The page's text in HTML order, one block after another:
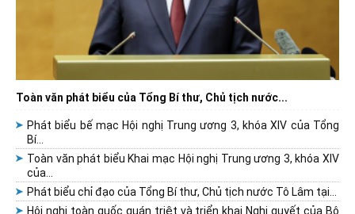
Toàn văn phát biểu của Tổng Bí thư, Chủ tịch nước...
Phát biểu bế mạc Hội nghị Trung ương 3, khóa XIV của Tổng
Bí...
Toàn văn phát biểu Khai mạc Hội nghị Trung ương 3, khóa XIV
của...
Phát biểu chỉ đạo của Tổng Bí thư, Chủ tịch nước Tô Lâm tại...
Hội nghị toàn quốc quán triệt và triển khai Nghị quyết của Bộ